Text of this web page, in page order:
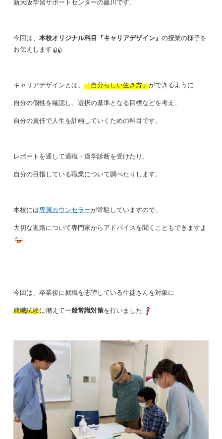
新大阪学習サポートセンターの藤川です。
今回は、 本校オリジナル科目『キャリアデザイン』 の授業の様子を
お伝えします
キャリアデザインとは、 「自分らしい生き方」ができるように
自分の個性を確認し、選択の基準となる目標などを考え、
自分の責任で人生を計画していくための科目です。
レポートを通して適職・適学診断を受けたり、
自分の目指している職業について調べたりします。
本校には専属カウンセラーが常駐していますので、
大切な進路について専門家からアドバイスを聞くこともできますよ
今回は、卒業後に就職を志望している生徒さんを対象に
就職試験に備えて一般常識対策を行いました